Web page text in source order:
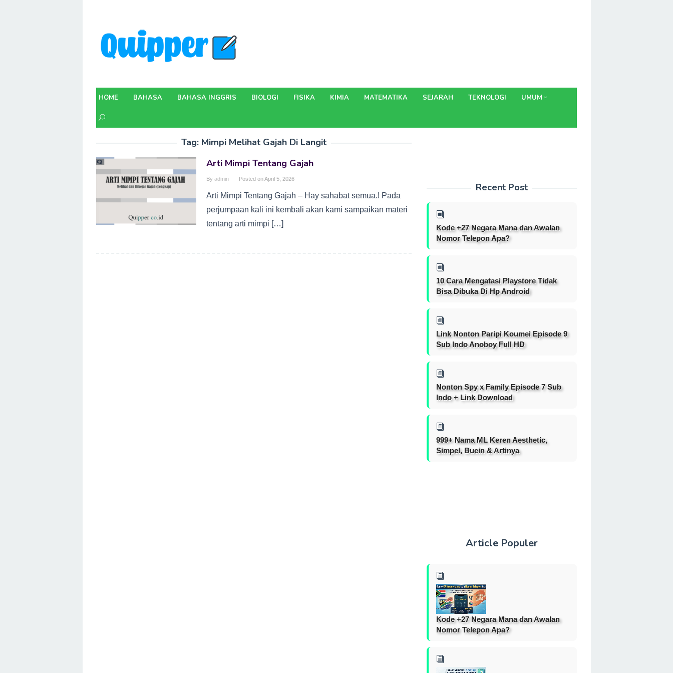
content
HOME BAHASA BAHASA INGGRIS BIOLOGI FISIKA KIMIA MATEMATIKA SEJARAH TEKNOLOGI UMUM
Tag: Mimpi Melihat Gajah Di Langit
Arti Mimpi Tentang Gajah
By admin Posted onApril 5, 2026
Arti Mimpi Tentang Gajah – Hay sahabat semua.! Pada
perjumpaan kali ini kembali akan kami sampaikan materi
tentang arti mimpi […]
Recent Post
Kode +27 Negara Mana dan Awalan
Nomor Telepon Apa?
10 Cara Mengatasi Playstore Tidak
Bisa Dibuka Di Hp Android
Link Nonton Paripi Koumei Episode 9
Sub Indo Anoboy Full HD
Nonton Spy x Family Episode 7 Sub
Indo + Link Download
999+ Nama ML Keren Aesthetic,
Simpel, Bucin & Artinya
Article Populer
Kode +27 Negara Mana dan Awalan
Nomor Telepon Apa?